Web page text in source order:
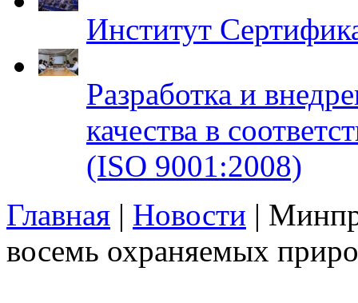
Институт
Разработка и
качества в
(ISO 9001:2008)
Главная | Новости |
восемь охраняемых